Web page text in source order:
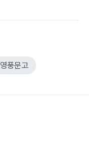
영풍문고